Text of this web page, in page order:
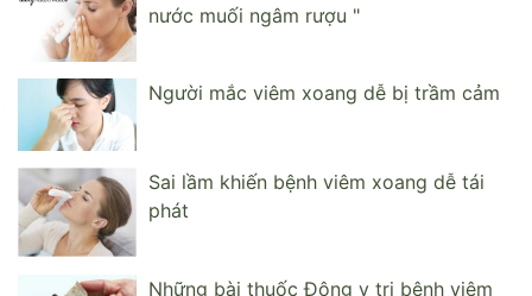
nước muối ngâm rượu "
Người mắc viêm xoang dễ bị trầm cảm
Sai lầm khiến bệnh viêm xoang dễ tái
phát
Những bài thuốc Đông y trị bệnh viêm